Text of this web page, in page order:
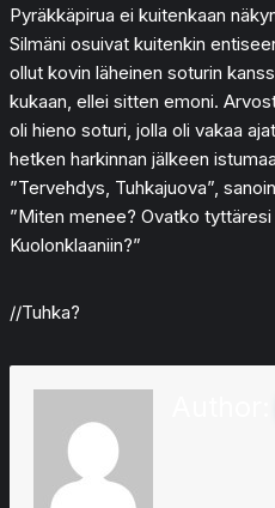
Pyräkkäpirua ei kuitenkaan
Silmäni osuivat kuitenkin
ollut kovin läheinen soturin
kukaan, ellei sitten emoni.
oli hieno soturi, jolla oli vakaa
hetken harkinnan jälkeen
”Tervehdys, Tuhkajuova”,
”Miten menee? Ovatko
Kuolonklaaniin?”
//Tuhka?